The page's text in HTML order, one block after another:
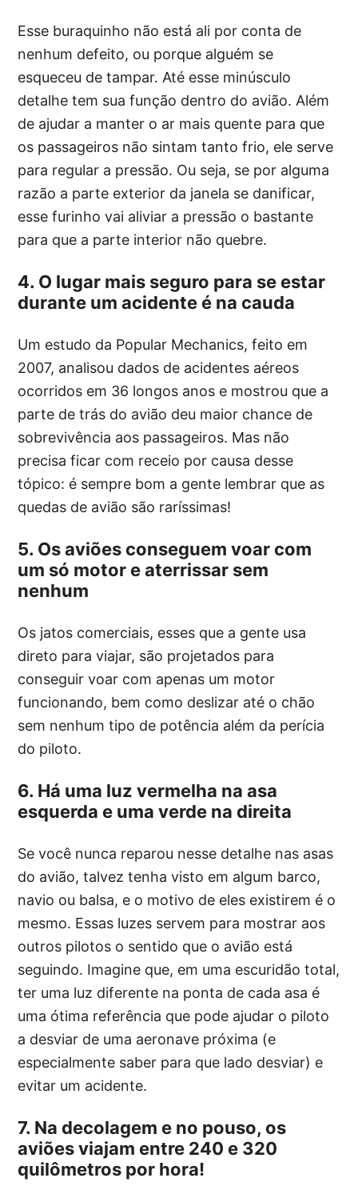
Esse buraquinho não está ali por conta de
nenhum defeito, ou porque alguém se
esqueceu de tampar. Até esse minúsculo
detalhe tem sua função dentro do avião. Além
de ajudar a manter o ar mais quente para que
os passageiros não sintam tanto frio, ele serve
para regular a pressão. Ou seja, se por alguma
razão a parte exterior da janela se danificar,
esse furinho vai aliviar a pressão o bastante
para que a parte interior não quebre.
4. O lugar mais seguro para se estar
durante um acidente é na cauda
Um estudo da Popular Mechanics, feito em
2007, analisou dados de acidentes aéreos
ocorridos em 36 longos anos e mostrou que a
parte de trás do avião deu maior chance de
sobrevivência aos passageiros. Mas não
precisa ficar com receio por causa desse
tópico: é sempre bom a gente lembrar que as
quedas de avião são raríssimas!
5. Os aviões conseguem voar com
um só motor e aterrissar sem
nenhum
Os jatos comerciais, esses que a gente usa
direto para viajar, são projetados para
conseguir voar com apenas um motor
funcionando, bem como deslizar até o chão
sem nenhum tipo de potência além da perícia
do piloto.
6. Há uma luz vermelha na asa
esquerda e uma verde na direita
Se você nunca reparou nesse detalhe nas asas
do avião, talvez tenha visto em algum barco,
navio ou balsa, e o motivo de eles existirem é o
mesmo. Essas luzes servem para mostrar aos
outros pilotos o sentido que o avião está
seguindo. Imagine que, em uma escuridão total,
ter uma luz diferente na ponta de cada asa é
uma ótima referência que pode ajudar o piloto
a desviar de uma aeronave próxima (e
especialmente saber para que lado desviar) e
evitar um acidente.
7. Na decolagem e no pouso, os
aviões viajam entre 240 e 320
quilômetros por hora!